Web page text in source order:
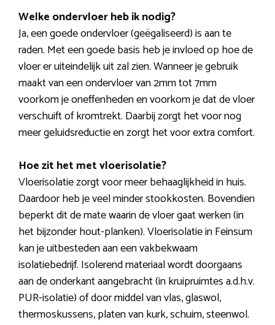
Welke ondervloer heb ik nodig?
Ja, een goede ondervloer (geëgaliseerd) is aan te
raden. Met een goede basis heb je invloed op hoe de
vloer er uiteindelijk uit zal zien. Wanneer je gebruik
maakt van een ondervloer van 2mm tot 7mm
voorkom je oneffenheden en voorkom je dat de vloer
verschuift of kromtrekt. Daarbij zorgt het voor nog
meer geluidsreductie en zorgt het voor extra comfort.
Hoe zit het met vloerisolatie?
Vloerisolatie zorgt voor meer behaaglijkheid in huis.
Daardoor heb je veel minder stookkosten. Bovendien
beperkt dit de mate waarin de vloer gaat werken (in
het bijzonder hout-planken). Vloerisolatie in Feinsum
kan je uitbesteden aan een vakbekwaam
isolatiebedrijf. Isolerend materiaal wordt doorgaans
aan de onderkant aangebracht (in kruipruimtes a.d.h.v.
PUR-isolatie) of door middel van vlas, glaswol,
thermoskussens, platen van kurk, schuim, steenwol.